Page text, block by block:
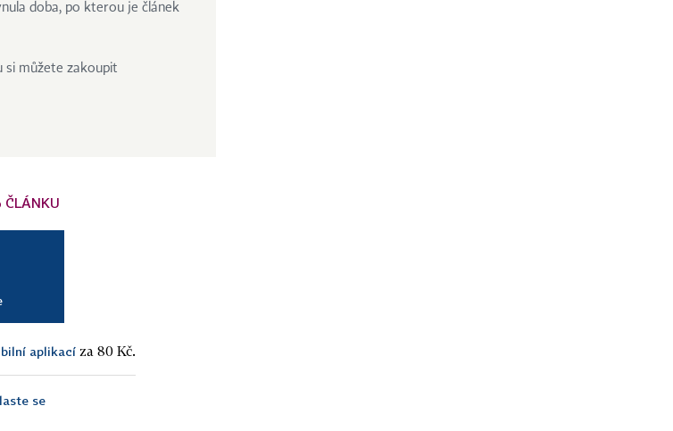
doba, po kterou je článek
si můžete zakoupit
ČLÁNKU
aplikací za 80 Kč.
se